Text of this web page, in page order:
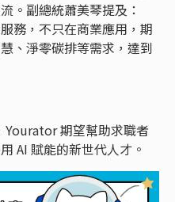
。副總統蕭美琴提及：
務，不只在商業應用，期
、淨零碳排等需求，達到
Yourator 期望幫助求職者
AI 賦能的新世代人才。